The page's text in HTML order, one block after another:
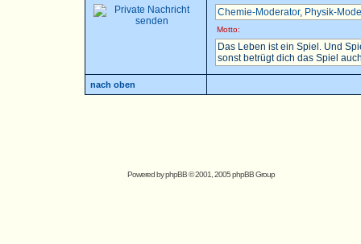
Chemie-Moderator, Physik-
Motto:
Das Leben ist ein Spiel. Und
sonst betrügt dich das Spiel
nach oben
Powered byphpBB© 2001, 2005 phpBB Group